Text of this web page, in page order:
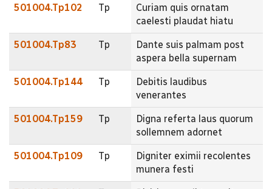
501004.Tp102 Tp
Curiam quis ornatam
caelesti plaudat hiatu
501004.Tp83 Tp
Dante suis palmam post
aspera bella supernam
501004.Tp144 Tp
Debitis laudibus
venerantes
501004.Tp159 Tp
Digna referta laus quorum
sollemnem adornet
501004.Tp109 Tp
Digniter eximii recolentes
munera festi